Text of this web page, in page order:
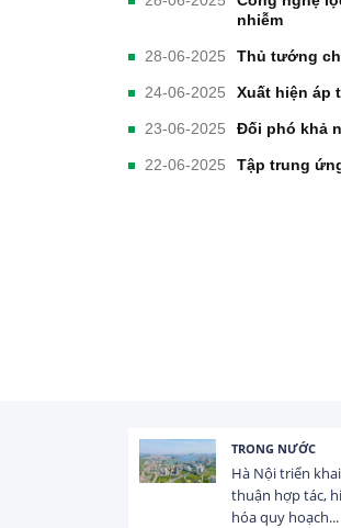
nhiễm
28-06-2025 Thủ tướng
24-06-2025 Xuất hiện áp
23-06-2025 Đối phó khả
22-06-2025 Tập trung
TRONG NƯỚC
Hà Nội triển
thuận hợp tác,
hóa quy hoạch...